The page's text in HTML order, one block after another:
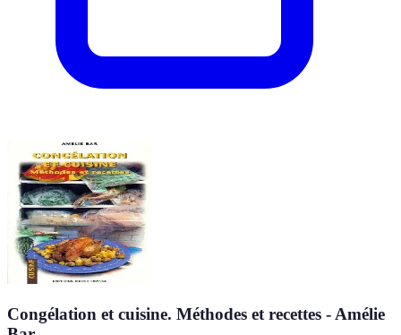
Congélation et cuisine. Méthodes et recettes - Amélie